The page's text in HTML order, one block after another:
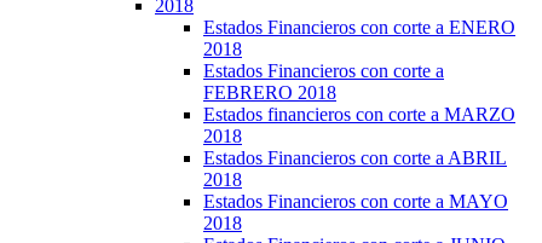
2018
Estados Financieros con corte a ENERO
2018
Estados Financieros con corte a
FEBRERO 2018
Estados financieros con corte a MARZO
2018
Estados Financieros con corte a ABRIL
2018
Estados Financieros con corte a MAYO
2018